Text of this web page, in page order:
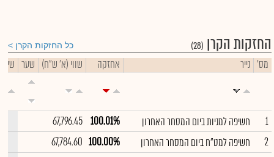
החזקות הקרן (28) כל החזקות הקרן
מס' נייר אחזקה שווי (א' ש"ח) שער
1 חשיפה למניות ביום המסחר האחרון 100.01%
67,796.45
2
חשיפה למט"ח ביום המסחר האחרון 100.00%
67,784.60